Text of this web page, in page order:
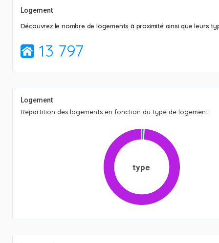
Logement
Découvrez le nombre de logements à proximité ainsi que leurs
13 797
Logement
Répartition des logements en fonction du type de logement
type